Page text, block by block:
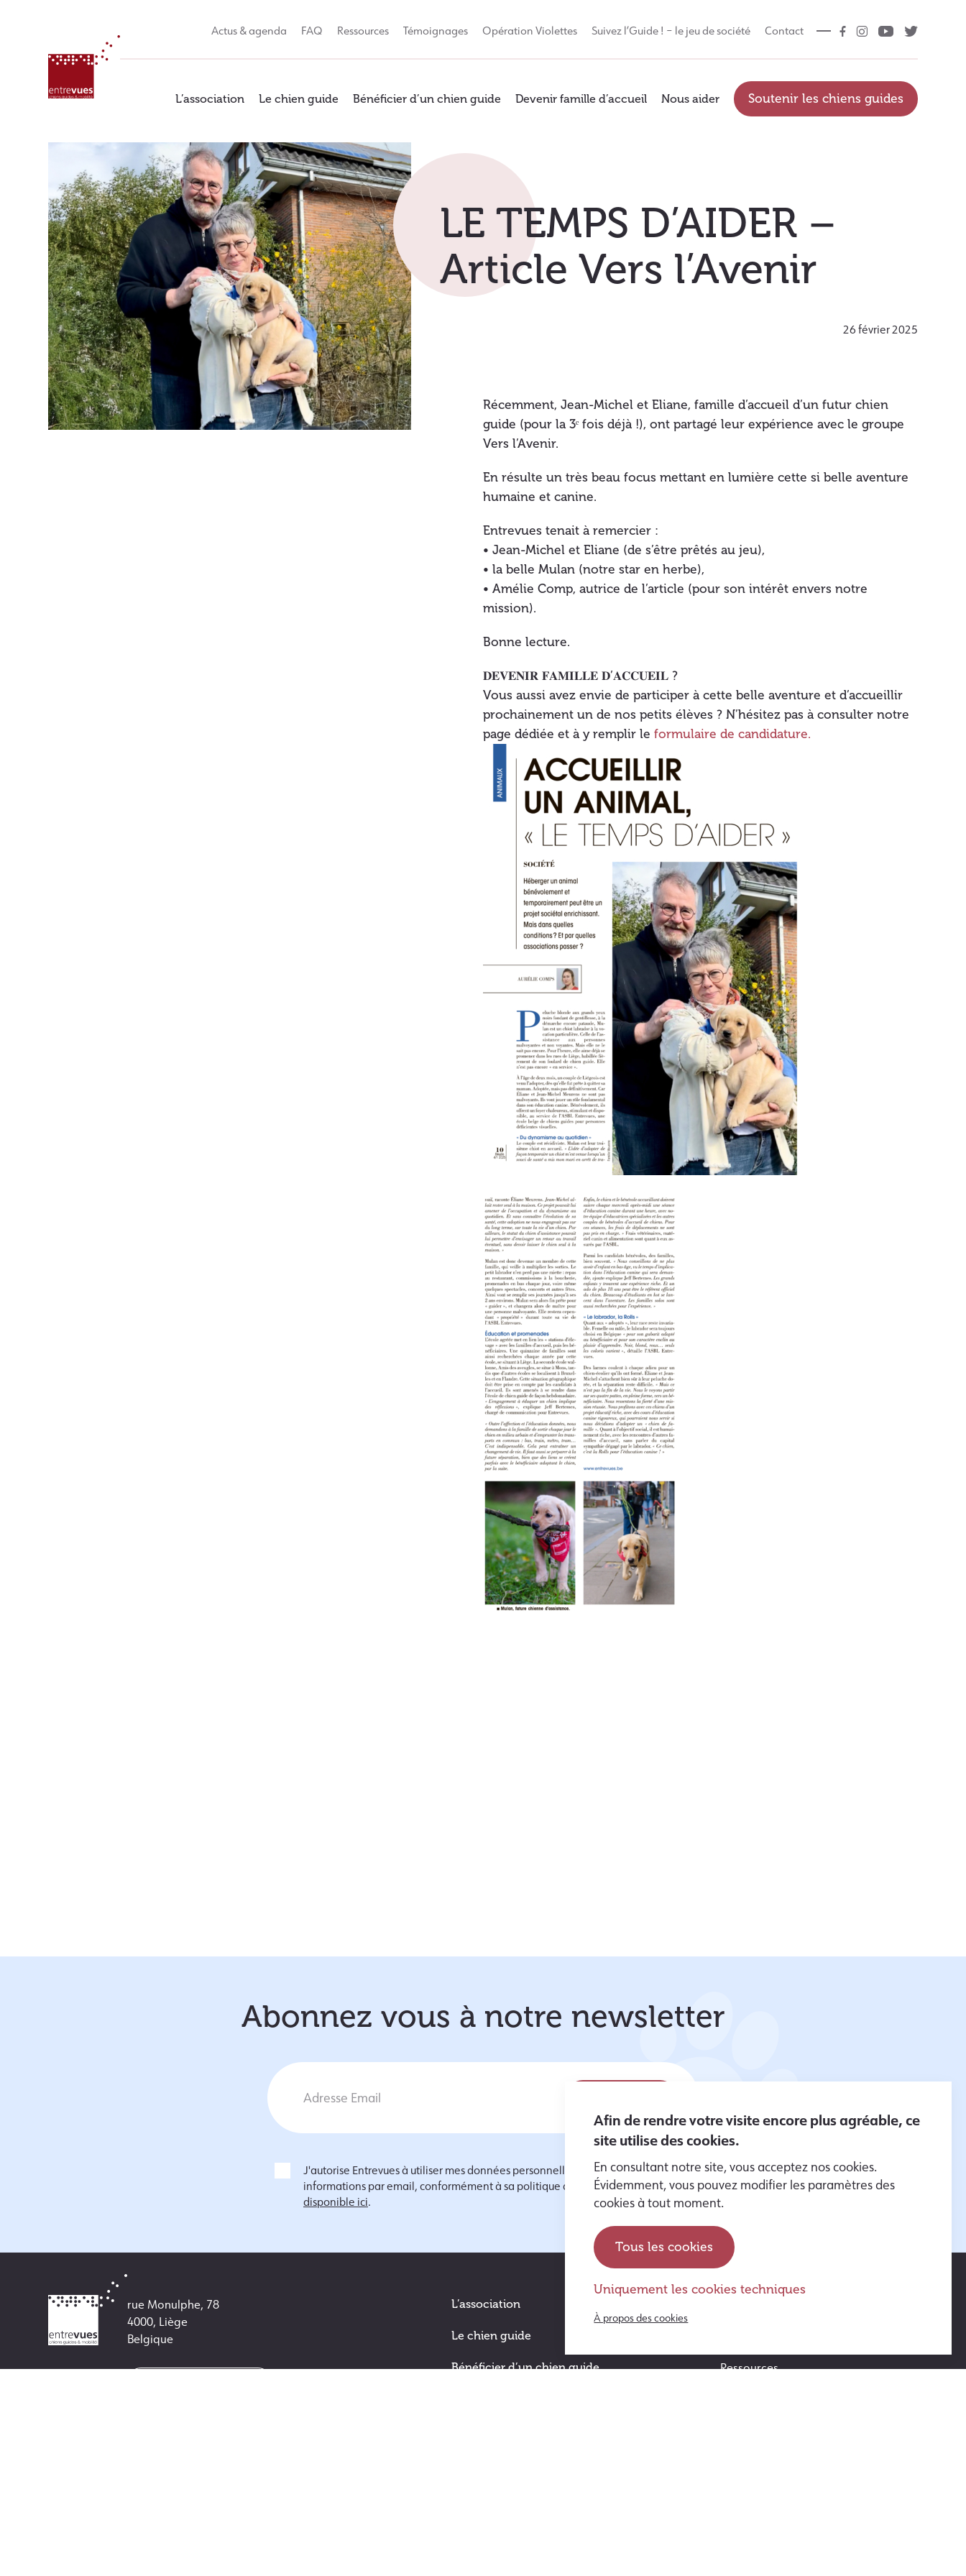
L’association Le chien guide Bénéficier d’un chien guide Devenir famille d’accueil Nous aider Soutenir les chiens guides
Actus & agenda FAQ Ressources Témoignages Opération Violettes Suivez l’Guide ! – le jeu de société Contact
LE TEMPS D’AIDER –
Article Vers l’Avenir
26 février 2025
Récemment, Jean-Michel et Eliane, famille d’accueil d’un futur chien
guide (pour la 3ᵉ fois déjà !), ont partagé leur expérience avec le groupe
Vers l’Avenir.
En résulte un très beau focus mettant en lumière cette si belle aventure
humaine et canine.
Entrevues tenait à remercier :
• Jean-Michel et Eliane (de s’être prêtés au jeu),
• la belle Mulan (notre star en herbe),
• Amélie Comp, autrice de l’article (pour son intérêt envers notre
mission).
Bonne lecture.
𝐃𝐄𝐕𝐄𝐍𝐈𝐑 𝐅𝐀𝐌𝐈𝐋𝐋𝐄 𝐃’𝐀𝐂𝐂𝐔𝐄𝐈𝐋 ?
Vous aussi avez envie de participer à cette belle aventure et d’accueillir
prochainement un de nos petits élèves ? N’hésitez pas à consulter notre
page dédiée et à y remplir le formulaire de candidature.
Abonnez vous à notre newsletter
J'autorise Entrevues à utiliser mes données personnelles pour m'envoyer des
informations par email, conformément à sa politique de protection des données
disponible ici.
rue Monulphe, 78
4000, Liège
Belgique
L’association
Le chien guide
Bénéficier d’un chien guide Ressources
Afin de rendre votre visite encore plus agréable, ce
site utilise des cookies.
En consultant notre site, vous acceptez nos cookies.
Évidemment, vous pouvez modifier les paramètres des
cookies à tout moment.
Tous les cookies
Uniquement les cookies techniques
À propos des cookies